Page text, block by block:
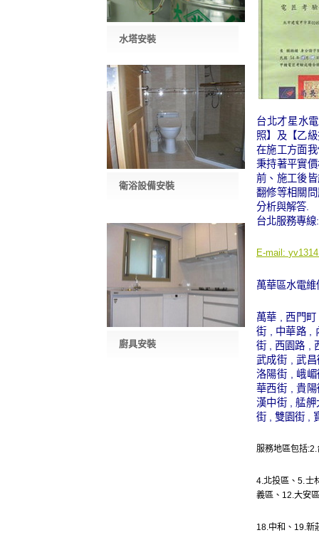
水塔安裝
衛浴設備安裝
廚具安裝
台北才星水
照】及【乙
在施工方面
秉持著平實
前、施工後
翻修等相關
分析與解答.
台北服務專
E-mail:
萬華區水電
萬華 , 西門
街 , 中華路 ,
街 , 西園路 ,
武成街 , 武
洛陽街 , 峨
華西街 , 貴
漢中街 , 艋
街 , 雙園街 ,
服務地區包括:2.
4.北投區 、5.士
義區 、12.大安區
18.中和 、19.新